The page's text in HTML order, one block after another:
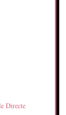
Directe